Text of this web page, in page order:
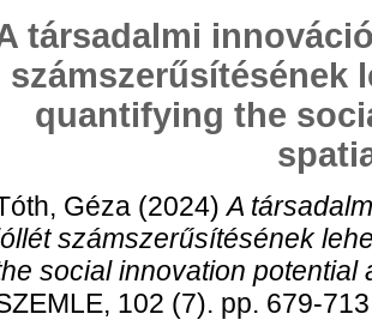
társadalmi
számszerűsítésének
quantifying the
Géza (2024)A
számszerűsítésének
social innovation potential
102 (7). pp. 679-